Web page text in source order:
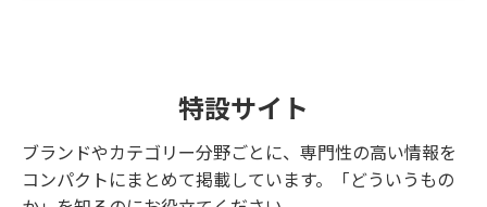
特設サイト
ブランドやカテゴリー分野ごとに、専門性の高い情報を
コンパクトにまとめて掲載しています。「どういうもの